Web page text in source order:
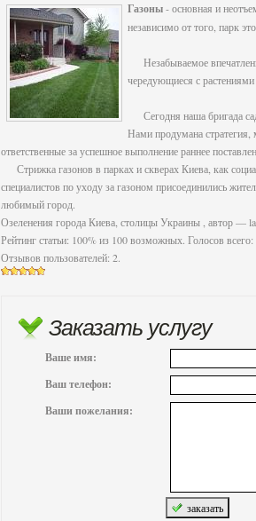
Газоны- основная и
независимо от того, парк
Незабываемое
чередующиеся с
Сегодня наша бригада
Нами продумана стратегия,
ответственные за успешное выполнение раннее
Стрижка газонов в парках и скверах Киева, как
специалистов по уходу за газоном присоединились
любимый город.
Озеленения города Киева, столицы Украины , автор —
Рейтинг статьи: 100% из 100возможных. Голосов всего:
Отзывов пользователей: 2.
Заказать услугу
Ваше имя:
Ваш телефон:
Ваши пожелания: